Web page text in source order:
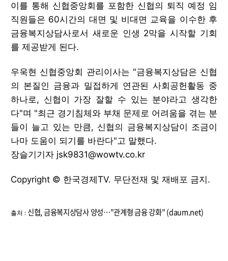
이를 통해 신협중앙회를 포함한 신협의 퇴직 예정 임
직원들은 60시간의 대면 및 비대면 교육을 이수한 후
금융복지상담사로서 새로운 인생 2막을 시작할 기회
를 제공받게 된다.
우욱현 신협중앙회 관리이사는 "금융복지상담은 신협
의 본질인 금융과 밀접하게 연관된 사회공헌활동 중
하나로, 신협이 가장 잘할 수 있는 분야라고 생각한
다"며 "최근 경기침체와 부채 문제로 어려움을 겪는 분
들이 늘고 있는 만큼, 신협의 금융복지상담이 조금이
나마 도움이 되기를 바란다"고 말했다.
장슬기기자 jsk9831@wowtv.co.kr
Copyright © 한국경제TV. 무단전재 및 재배포 금지.
출처 : 신협, 금융복지상담사 양성…"관계형 금융 강화" (daum.net)